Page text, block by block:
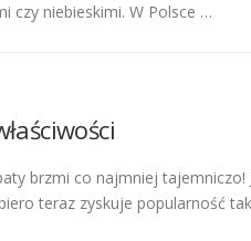
czy niebieskimi. W Polsce …
brzmi co najmniej
teraz zyskuje popularność